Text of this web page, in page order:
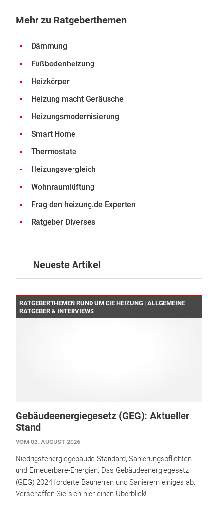
Mehr zu Ratgeberthemen
Dämmung
Fußbodenheizung
Heizkörper
Heizung macht Geräusche
Heizungsmodernisierung
Smart Home
Thermostate
Heizungsvergleich
Wohnraumlüftung
Frag den heizung.de Experten
Ratgeber Diverses
Neueste Artikel
RATGEBERTHEMEN RUND UM DIE HEIZUNG | ALLGEMEINE
RATGEBER & INTERVIEWS
Gebäudeenergiegesetz (GEG): Aktueller
Stand
VOM 02. AUGUST 2026
Niedrigstenergiegebäude-Standard, Sanierungspflichten
und Erneuerbare-Energien: Das Gebäudeenergiegesetz
(GEG) 2024 forderte Bauherren und Sanierern einiges ab.
Verschaffen Sie sich hier einen Überblick!